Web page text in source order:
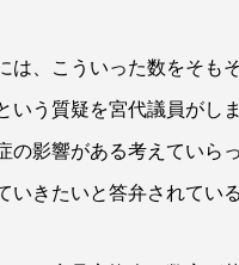
は、こういった数をそも
いう質疑を宮代議員がし
の影響がある考えていら
いきたいと答弁されてい